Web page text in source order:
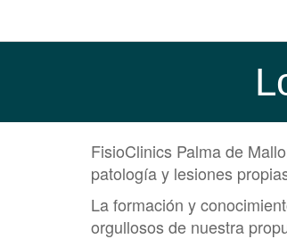
FisioClinics Palma de
patología y lesiones
La formación y
orgullosos de nuestra